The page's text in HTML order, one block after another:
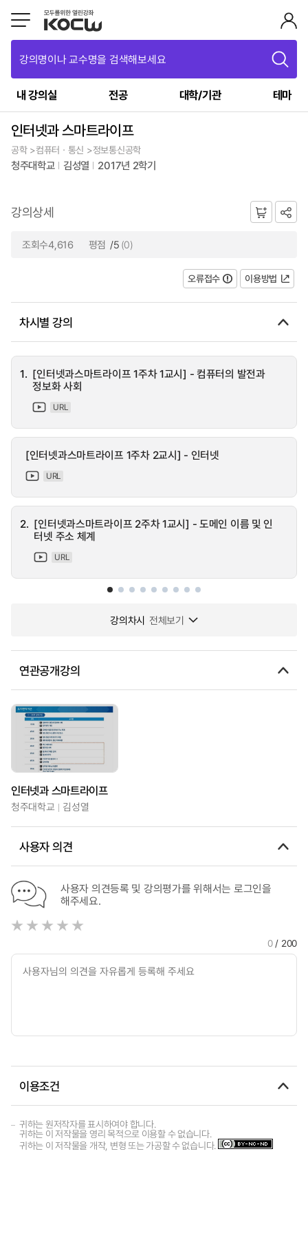
강의명이나 교수명을 검색해보세요
내 강의실 전공 대학/기관 테마
인터넷과 스마트라이프
공학 >컴퓨터ㆍ통신 >정보통신공학
청주대학교 김성열 2017년 2학기
강의상세
조회수4,616 평점 /5 (0)
오류접수 이용방법
차시별 강의
1. [인터넷과스마트라이프 1주차 1교시] - 컴퓨터의 발전과
정보화 사회
URL
[인터넷과스마트라이프 1주차 2교시] - 인터넷
URL
2. [인터넷과스마트라이프 2주차 1교시] - 도메인 이름 및 인
터넷 주소 체계
URL
강의차시 전체보기
연관공개강의
인터넷과 스마트라이프
청주대학교 김성열
사용자 의견
사용자 의견등록 및 강의평가를 위해서는 로그인을
해주세요.
0/ 200
이용조건
귀하는 원저작자를 표시하여야 합니다.
귀하는 이 저작물을 영리 목적으로 이용할 수 없습니다.
귀하는 이 저작물을 개작, 변형 또는 가공할 수 없습니다.